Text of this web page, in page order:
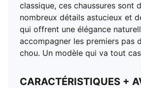
classique, ces chaussures sont
nombreux détails astucieux et
qui offrent une élégance
accompagner les premiers pas
chou. Un modèle qui va tout
CARACTÉRISTIQUES +